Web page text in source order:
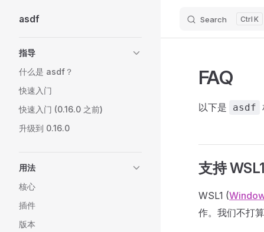
Skip to content
asdf Search K
指导
什么是 asdf？
快速入门
快速入门 (0.16.0 之前)
升级到 0.16.0
用法
核心
插件
版本
FAQ
以下是 asdf
支持
WSL1 (
作。我们不打